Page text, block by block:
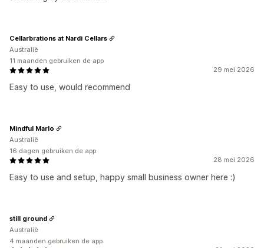
29 mei 2026
Easy to use, would recommend
Cellarbrations at Nardi Cellars
Australië
11 maanden gebruiken de app
28 mei 2026
Easy to use and setup, happy small business owner here :)
Mindful Marlo
Australië
16 dagen gebruiken de app
still ground
Australië
4 maanden gebruiken de app